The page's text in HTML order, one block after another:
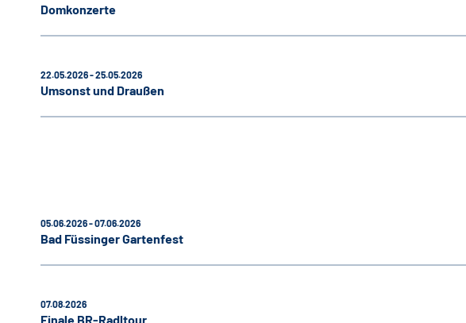
Domkonzerte
22.05.2026 - 25.05.2026
Umsonst und Draußen
05.06.2026 - 07.06.2026
Bad Füssinger Gartenfest
07.08.2026
Finale BR-Radltour